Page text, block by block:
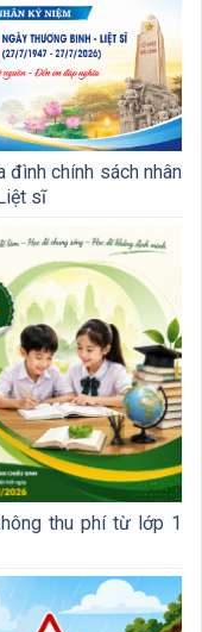
đình chính sách nhân
sĩ
thu phí từ lớp 1